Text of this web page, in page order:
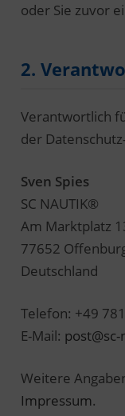
oder Sie zuvor
2.
Verantwortlich
der
Sven Spies
SC NAUTIK®
Am Marktplatz
77652
Deutschland
Telefon: +49
E-Mail:
Weitere
Impressum.